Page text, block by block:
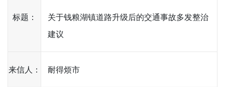
标题：
关于钱粮湖镇道路升级后的交通事故多发整治
建议
来信人： 耐得烦市